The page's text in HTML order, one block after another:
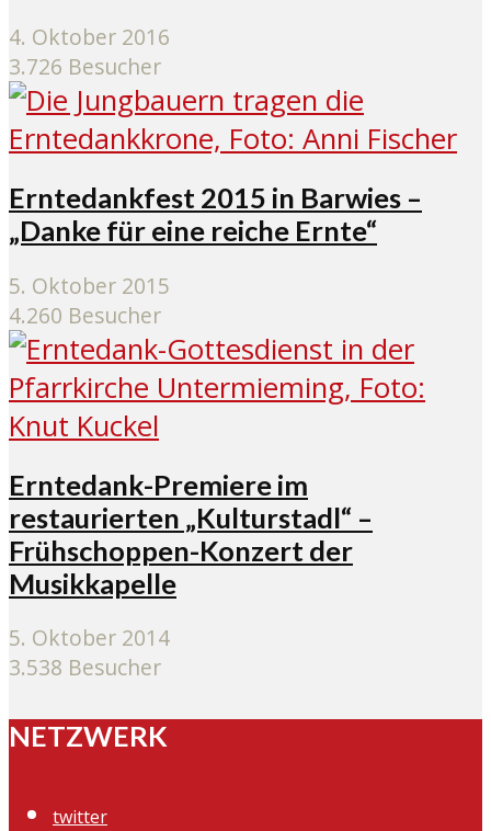
4. Oktober 2016
3.726 Besucher
Erntedankfest 2015 in Barwies –
„Danke für eine reiche Ernte“
5. Oktober 2015
4.260 Besucher
Erntedank-Premiere im
restaurierten „Kulturstadl“ –
Frühschoppen-Konzert der
Musikkapelle
5. Oktober 2014
3.538 Besucher
NETZWERK
twitter